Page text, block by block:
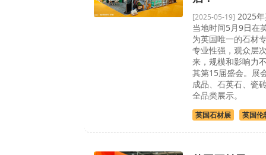
[2025-05-19] 2025
当地时间5月9日在
为英国唯一的石材
专业性强，观众层
来，规模和影响力
其第15届盛会。展
成品、石英石、瓷
全品类展示。
英国石材展 英国伦